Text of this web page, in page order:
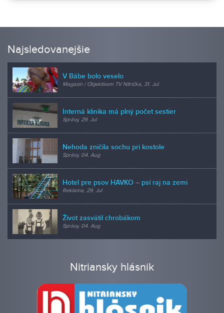
Najsledovanejšie
V Bábe bolo veselo
Magazín / Objektívom TV Nitrička, 31. Jul
Interná klinika má plný počet sestier
Správy, 29. Jul
Nehoda zničila sochu pri kostole
Správy, 04. Aug
Hotel pre psov HAVKO – psí raj na zemi
Reklama, 29. Jul
Život zasvätil chrobákom
Správy, 04. Aug
Nitriansky hlásnik